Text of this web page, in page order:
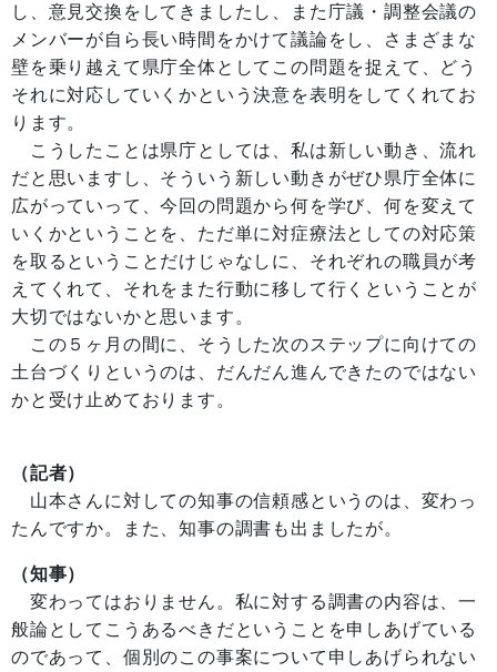
し、意見交換をしてきましたし、また庁議・調整会議の
メンバーが自ら長い時間をかけて議論をし、さまざまな
壁を乗り越えて県庁全体としてこの問題を捉えて、どう
それに対応していくかという決意を表明をしてくれてお
ります。
こうしたことは県庁としては、私は新しい動き、流れ
だと思いますし、そういう新しい動きがぜひ県庁全体に
広がっていって、今回の問題から何を学び、何を変えて
いくかということを、ただ単に対症療法としての対応策
を取るということだけじゃなしに、それぞれの職員が考
えてくれて、それをまた行動に移して行くということが
大切ではないかと思います。
この５ヶ月の間に、そうした次のステップに向けての
土台づくりというのは、だんだん進んできたのではない
かと受け止めております。
（記者）
山本さんに対しての知事の信頼感というのは、変わっ
たんですか。また、知事の調書も出ましたが。
（知事）
変わってはおりません。私に対する調書の内容は、一
般論としてこうあるべきだということを申しあげている
のであって、個別のこの事案について申しあげられない